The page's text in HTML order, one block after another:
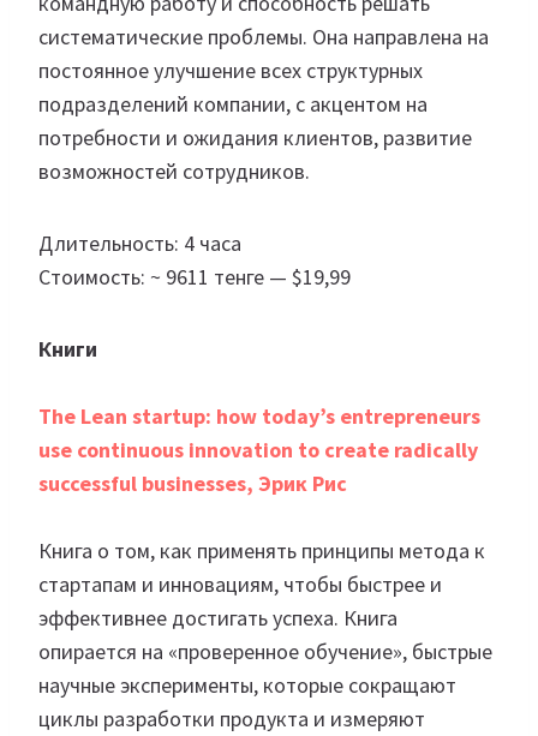
систематические проблемы. Она направлена на
постоянное улучшение всех структурных
подразделений компании, с акцентом на
потребности и ожидания клиентов, развитие
возможностей сотрудников.
Длительность: 4 часа
Стоимость: ~ 9611 тенге — $19,99
Книги
The Lean startup: how today’s entrepreneurs
use continuous innovation to create radically
successful businesses, Эрик Рис
Книга о том, как применять принципы метода к
стартапам и инновациям, чтобы быстрее и
эффективнее достигать успеха. Книга
опирается на «проверенное обучение», быстрые
научные эксперименты, которые сокращают
циклы разработки продукта и измеряют